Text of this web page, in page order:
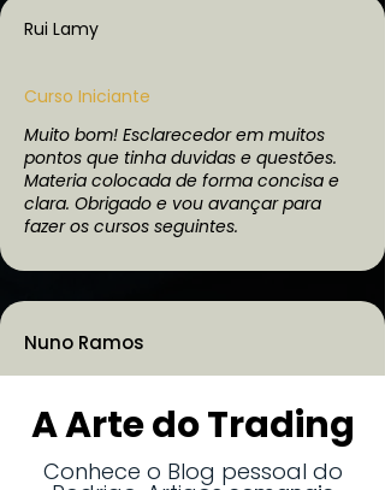
Rui Lamy
Curso Iniciante
Muito bom! Esclarecedor em muitos
pontos que tinha duvidas e questões.
Materia colocada de forma concisa e
clara. Obrigado e vou avançar para
fazer os cursos seguintes.
Nuno Ramos
Excelente!! Que malta impecável!!
altos conhecimentos de mercado!
A Arte do Trading
Conhece o Blog pessoal do